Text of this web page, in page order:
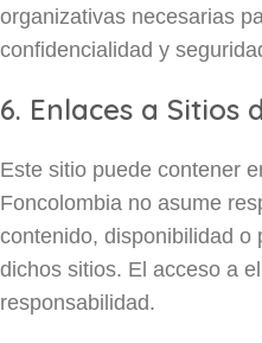
organizativas necesarias
confidencialidad y
6. Enlaces a Sitios
Este sitio puede contener
Foncolombia no asume
contenido, disponibilidad o
dichos sitios. El acceso a
responsabilidad.